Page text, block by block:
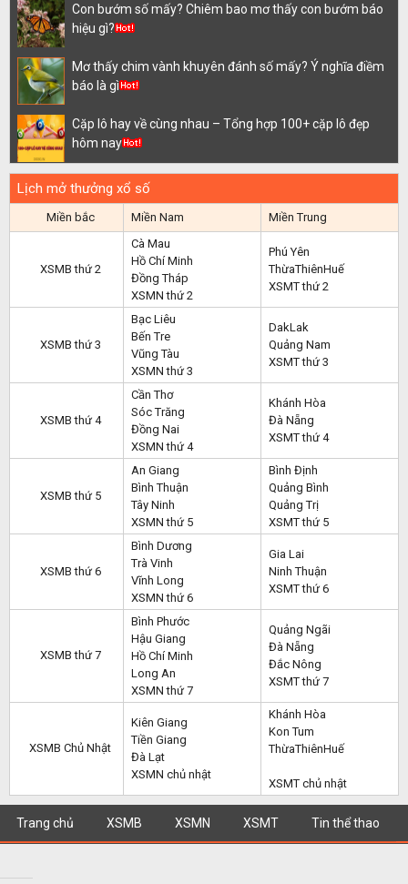
Con bướm số mấy? Chiêm bao mơ thấy con bướm báo
hiệu gì?
Mơ thấy chim vành khuyên đánh số mấy? Ý nghĩa điềm
báo là gì
Cặp lô hay về cùng nhau – Tổng hợp 100+ cặp lô đẹp
hôm nay
Lịch mở thưởng xổ số
Miền bắc Miền Nam Miền Trung
XSMB thứ 2
Cà Mau
Hồ Chí Minh
Đồng Tháp
XSMN thứ 2
Phú Yên
ThừaThiênHuế
XSMT thứ 2
XSMB thứ 3
Bạc Liêu
Bến Tre
Vũng Tàu
XSMN thứ 3
DakLak
Quảng Nam
XSMT thứ 3
XSMB thứ 4
Cần Thơ
Sóc Trăng
Đồng Nai
XSMN thứ 4
Khánh Hòa
Đà Nẵng
XSMT thứ 4
XSMB thứ 5
An Giang
Bình Thuận
Tây Ninh
XSMN thứ 5
Bình Định
Quảng Bình
Quảng Trị
XSMT thứ 5
XSMB thứ 6
Bình Dương
Trà Vinh
Vĩnh Long
XSMN thứ 6
Gia Lai
Ninh Thuận
XSMT thứ 6
XSMB thứ 7
Bình Phước
Hậu Giang
Hồ Chí Minh
Long An
XSMN thứ 7
Quảng Ngãi
Đà Nẵng
Đắc Nông
XSMT thứ 7
XSMB Chủ Nhật
Kiên Giang
Tiền Giang
Đà Lạt
XSMN chủ nhật
Khánh Hòa
Kon Tum
ThừaThiênHuế
XSMT chủ nhật
Trang chủ XSMB XSMN XSMT Tin thể thao